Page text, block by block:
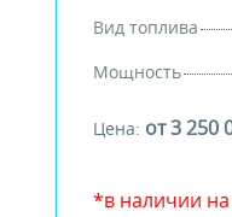
Вид топлива
Мощность
Цена: от 3 250
*в наличии на